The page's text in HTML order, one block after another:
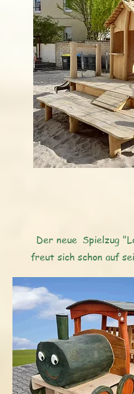
Spielzug
freut sich schon auf
Der neue